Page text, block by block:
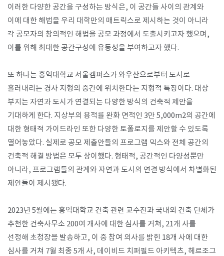
이러한 다양한 공간을 구성하는 방식은, 이 공간들 사이의 관계와
이에 대한 해법을 우리 대학만의 매트릭스로 제시하는 것이 아니라
각 공모자의 창의적인 해법을 공모 과정에서 도출시키고자 했으며,
이를 위해 최대한 공간구성에 유동성을 부여하고자 했다.
또 하나는 홍익대학교 서울캠퍼스가 와우산으로부터 도시로
흘러내리는 경사 지형의 중간에 위치한다는 지형적 특징이다. 대상
부지는 자연과 도시가 연결되는 다양한 방식의 건축적 제안을
기대하게 한다. 지상부의 용적률 완화 면적인 3만 5,000m2의 공간에
대한 형태적 가이드라인 또한 다양한 토폴로지를 제안할 수 있도록
열어놓았다. 실제로 공모 제출안들의 프로그램 믹스와 전체 공간의
건축적 해결 방법은 모두 상이했다. 형태적, 공간적인 다양성뿐만
아니라, 프로그램들의 관계와 자연과 도시의 연결 방식에서 차별화된
제안들이 제시됐다.
2023년 5월에는 홍익대학교 건축 관련 교수진과 국내외 건축 단체가
추천한 건축사무소 200여 개사에 대한 심사를 거쳐, 21개 사를
선정해 초청장을 발송하고, 이 중 참여 의사를 밝힌 18개 사에 대한
심사를 거쳐 7월 최종 5개 사, 데이비드 치퍼필드 아키텍츠, 헤르조그